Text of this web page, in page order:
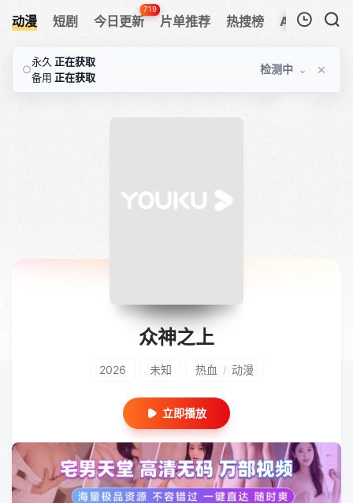
动漫 短剧 今日更新
719
片单推荐 热搜榜 APP
○
永久 正在获取
备用 正在获取
检测中 ⌄ ×
众神之上
2026 未知 热血 / 动漫
立即播放